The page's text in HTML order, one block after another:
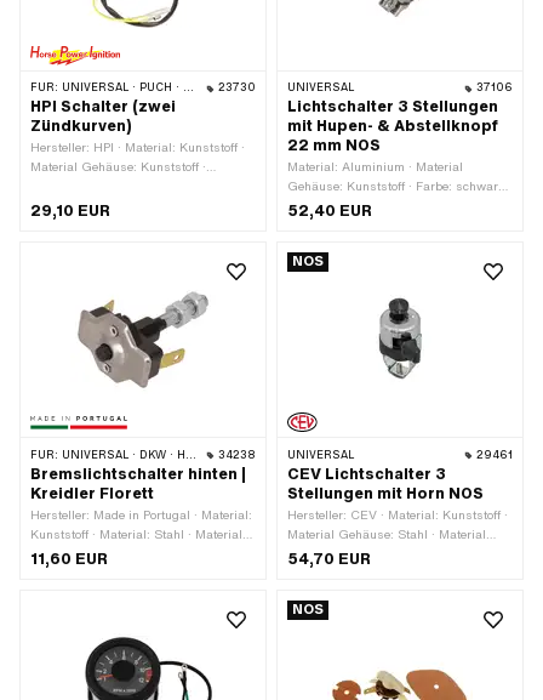
FÜR: UNIVERSAL · PUCH · SACHS · PONY / CILO (BETA 521 & 512) · PIAGGIO · ZÜNDAPP BELMONDO 23730
HPI Schalter (zwei
Zündkurven)
Hersteller: HPI · Material: Kunststoff ·
Material Gehäuse: Kunststoff ·
Funktionen: Licht aus · Funktionen:
29,10 EUR
UNIVERSAL 37106
Lichtschalter 3 Stellungen
mit Hupen- & Abstellknopf
22 mm NOS
Material: Aluminium · Material
Gehäuse: Kunststoff · Farbe: schwarz
· Anzahl Stellungen: 3 Stk. · Ø Lenker:
52,40 EUR
FÜR: UNIVERSAL · DKW · HERCULES · KREIDLER · ZÜNDAPP 34238
Bremslichtschalter hinten |
Kreidler Florett
Hersteller: Made in Portugal · Material:
Kunststoff · Material: Stahl · Material
Unterbau: Stahl · Funktionen: Licht ein
· Anzahl Stellungen: 2 Stk. · Breite:
Gewindeart: M6x1 (Standardgewinde)
11,60 EUR
NOS
UNIVERSAL 29461
CEV Lichtschalter 3
Stellungen mit Horn NOS
Hersteller: CEV · Material: Kunststoff ·
Material Gehäuse: Stahl · Material
Unterbau: Stahl · Oberfläche:
verchromt · Farbe: Chrom · Funktionen:
(Scheinwerfer) · Funktionen: Hupe ·
Stk. · Ø Lenker: 22 mm
54,70 EUR
NOS